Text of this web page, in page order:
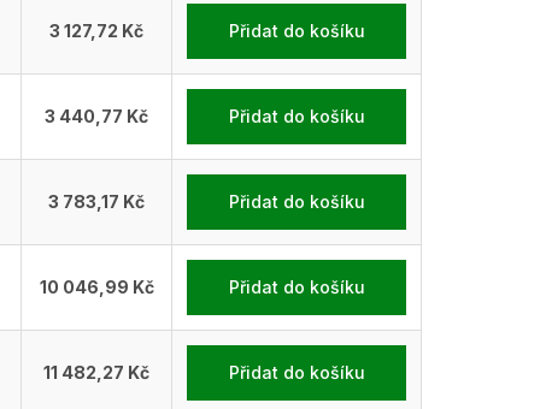
3 127,72 Kč Přidat do košíku
3 440,77 Kč Přidat do košíku
3 783,17 Kč Přidat do košíku
10 046,99 Kč Přidat do košíku
11 482,27 Kč Přidat do košíku